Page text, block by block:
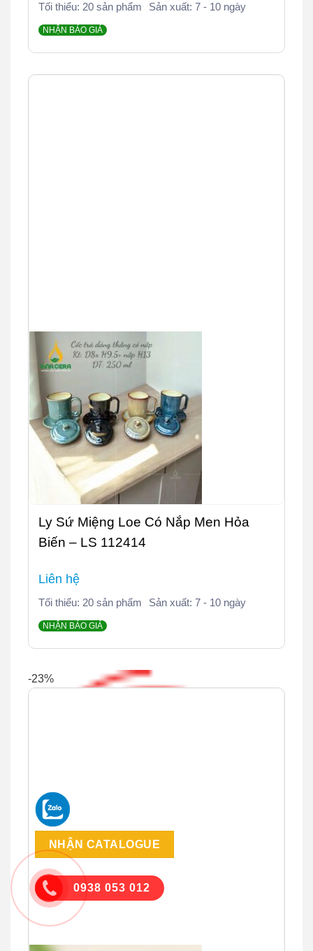
Tối thiểu: 20 sản phẩm Sản xuất: 7 - 10 ngày
NHẬN BÁO GIÁ
Ly Sứ Miệng Loe Có Nắp Men Hỏa
Biến – LS 112414
Liên hệ
Tối thiểu: 20 sản phẩm Sản xuất: 7 - 10 ngày
NHẬN BÁO GIÁ
-23%
0938 053 012
NHẬN CATALOGUE